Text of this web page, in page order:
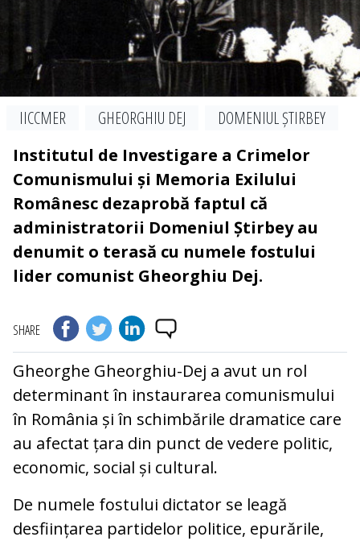
IICCMER GHEORGHIU DEJ
DOMENIUL ȘTIRBEY
Institutul de Investigare a Crimelor
Comunismului și Memoria Exilului
Românesc dezaprobă faptul că
administratorii Domeniul Știrbey au
denumit o terasă cu numele fostului
lider comunist Gheorghiu Dej.
SHARE
Gheorghe Gheorghiu-Dej a avut un rol
determinant în instaurarea comunismului
în România și în schimbările dramatice care
au afectat țara din punct de vedere politic,
economic, social și cultural.
De numele fostului dictator se leagă
desființarea partidelor politice, epurările,